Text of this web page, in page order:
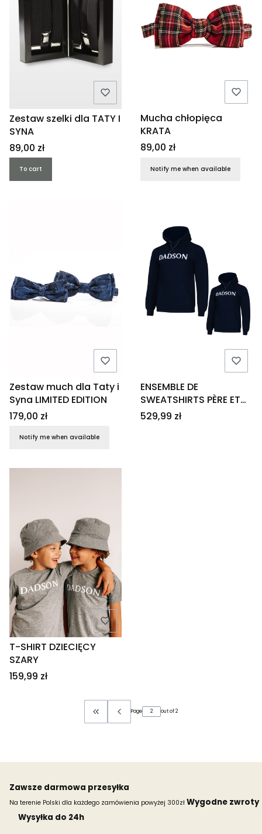
Zestaw szelki dla TATY I
SYNA
Price
89,00 zł
To cart
Mucha chłopięca
KRATA
Price
89,00 zł
Notify me when available
Zestaw much dla Taty i
Syna LIMITED EDITION
Price
179,00 zł
Notify me when available
ENSEMBLE DE
SWEATSHIRTS PÈRE ET
FILS BLEU FONCÉ
Price
529,99 zł
T-SHIRT DZIECIĘCY
SZARY
Price
159,99 zł
Return to the first product page
Page out of 2
Zawsze darmowa przesyłka
Na terenie Polski dla każdego zamówienia powyżej 300zł Wygodne zwroty
Wysyłka do 24h